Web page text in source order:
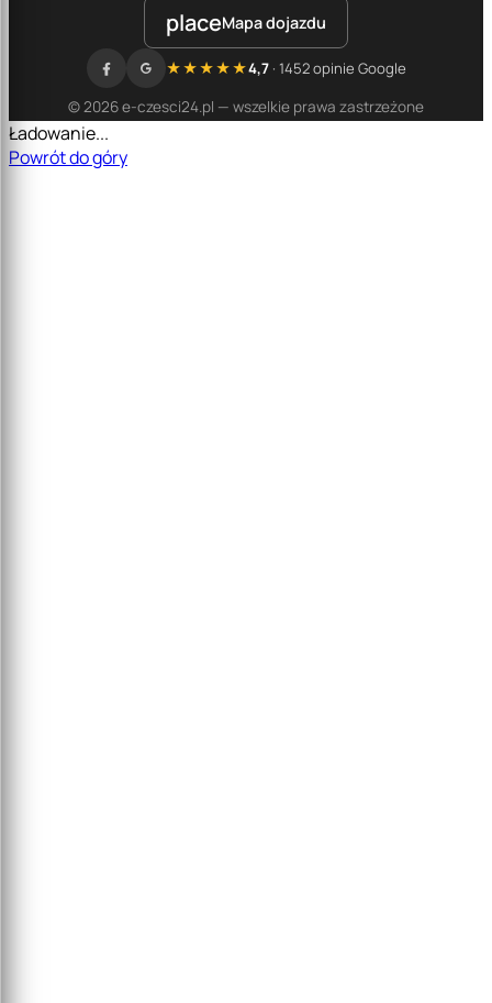
placeMapa dojazdu
© 2026 e-czesci24.pl — wszelkie prawa zastrzeżone
★★★★★4,7· 1452 opinie Google
Ładowanie...
Powrót do góry